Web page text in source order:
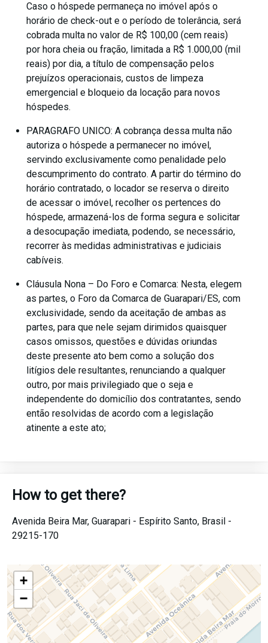
Caso o hóspede permaneça no imóvel após o
horário de check-out e o período de tolerância, será
cobrada multa no valor de R$ 100,00 (cem reais)
por hora cheia ou fração, limitada a R$ 1.000,00 (mil
reais) por dia, a título de compensação pelos
prejuízos operacionais, custos de limpeza
emergencial e bloqueio da locação para novos
hóspedes.
PARAGRAFO UNICO: A cobrança dessa multa não
autoriza o hóspede a permanecer no imóvel,
servindo exclusivamente como penalidade pelo
descumprimento do contrato. A partir do término do
horário contratado, o locador se reserva o direito
de acessar o imóvel, recolher os pertences do
hóspede, armazená-los de forma segura e solicitar
a desocupação imediata, podendo, se necessário,
recorrer às medidas administrativas e judiciais
cabíveis.
Cláusula Nona – Do Foro e Comarca: Nesta, elegem
as partes, o Foro da Comarca de Guarapari/ES, com
exclusividade, sendo da aceitação de ambas as
partes, para que nele sejam dirimidos quaisquer
casos omissos, questões e dúvidas oriundas
deste presente ato bem como a solução dos
litígios dele resultantes, renunciando a qualquer
outro, por mais privilegiado que o seja e
independente do domicílio dos contratantes, sendo
então resolvidas de acordo com a legislação
atinente a este ato;
How to get there?
Avenida Beira Mar, Guarapari - Espírito Santo, Brasil -
29215-170
+
−